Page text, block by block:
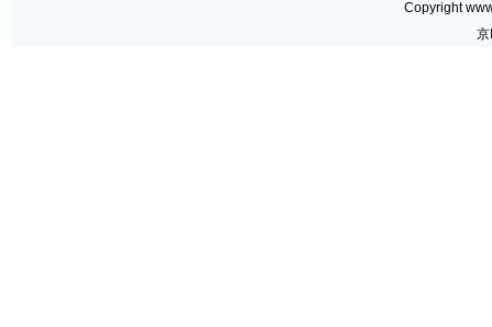
Copyright